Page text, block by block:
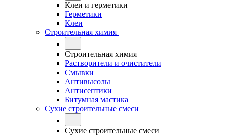
Клеи и герметики
Герметики
Клеи
Строительная химия
Строительная химия
Растворители и очистители
Смывки
Антивысолы
Антисептики
Битумная мастика
Сухие строительные смеси
Сухие строительные смеси